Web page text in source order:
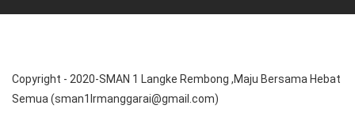
Copyright - 2020-SMAN 1 Langke Rembong ,Maju Bersama Hebat
Semua (sman1lrmanggarai@gmail.com)